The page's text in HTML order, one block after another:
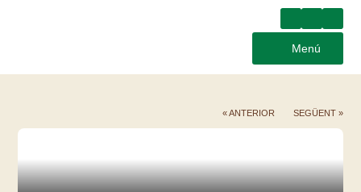
Menú
« ANTERIOR SEGÜENT »